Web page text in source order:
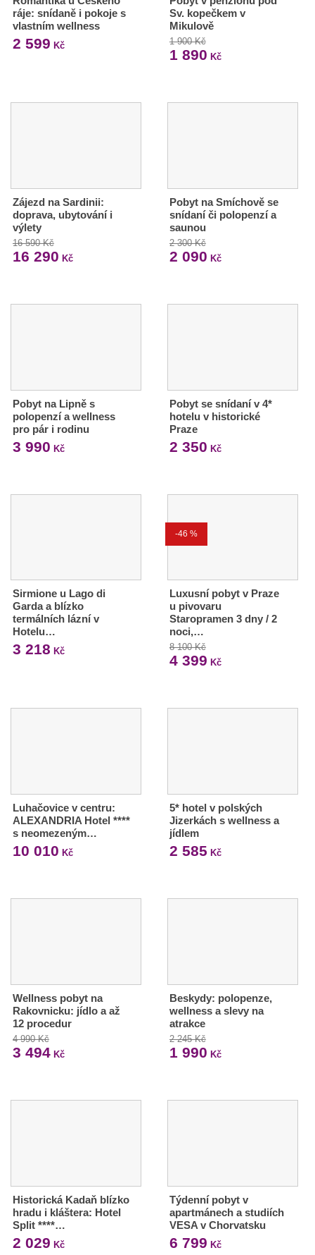
ráje: snídaně i pokoje s
vlastním wellness
2 599 Kč
Sv. kopečkem v
Mikulově
1 900 Kč
1 890 Kč
Zájezd na Sardinii:
doprava, ubytování i
výlety
16 590 Kč
16 290 Kč
Pobyt na Smíchově se
snídaní či polopenzí a
saunou
2 300 Kč
2 090 Kč
Pobyt na Lipně s
polopenzí a wellness
pro pár i rodinu
3 990 Kč
Pobyt se snídaní v 4*
hotelu v historické
Praze
2 350 Kč
Sirmione u Lago di
Garda a blízko
termálních lázní v
Hotelu…
3 218 Kč
-46 %
Luxusní pobyt v Praze
u pivovaru
Staropramen 3 dny / 2
noci,…
8 100 Kč
4 399 Kč
Luhačovice v centru:
ALEXANDRIA Hotel ****
s neomezeným…
10 010 Kč
5* hotel v polských
Jizerkách s wellness a
jídlem
2 585 Kč
Wellness pobyt na
Rakovnicku: jídlo a až
12 procedur
4 990 Kč
3 494 Kč
Beskydy: polopenze,
wellness a slevy na
atrakce
2 245 Kč
1 990 Kč
Historická Kadaň blízko
hradu i kláštera: Hotel
Split ****…
2 029 Kč
Týdenní pobyt v
apartmánech a studiích
VESA v Chorvatsku
6 799 Kč